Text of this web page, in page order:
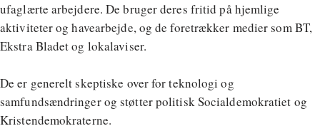
ufaglærte arbejdere. De bruger deres fritid på hjemlige
aktiviteter og havearbejde, og de foretrækker medier som BT,
Ekstra Bladet og lokalaviser.
De er generelt skeptiske over for teknologi og
samfundsændringer og støtter politisk Socialdemokratiet og
Kristendemokraterne.